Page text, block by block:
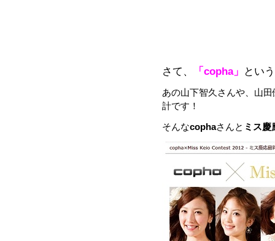
さて、 「copha」 とい
あの山下智久さんや、山
計です！
そんなcophaさんと ミス慶